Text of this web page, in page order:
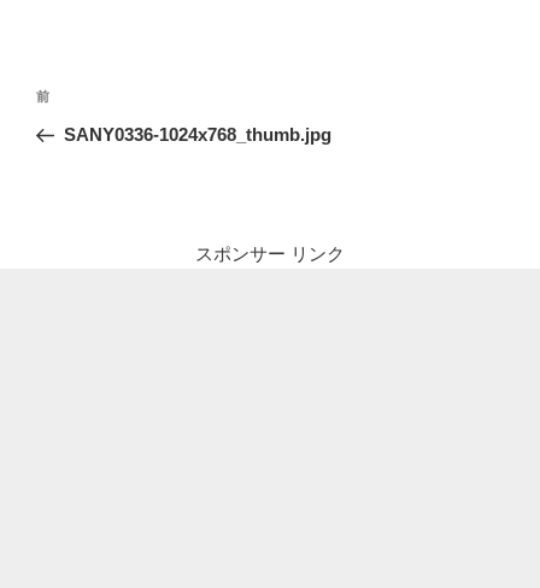
投
ナ
前
の
前
SANY0336-1024x768_thumb.jpg
スポンサー リンク